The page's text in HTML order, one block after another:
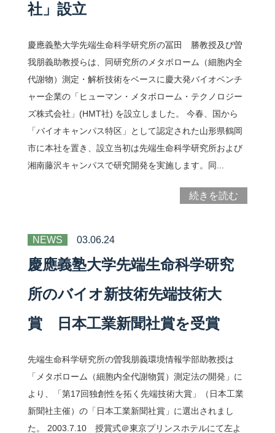
社」設立
慶應義塾大学先端生命科学研究所の冨田 勝教授及び曽
我朋義助教授らは、同研究所のメタボローム（細胞内全
代謝物）測定・解析技術をベースに慶大発バイオベンチ
ャー企業の「ヒューマン・メタボローム・テクノロジー
ズ株式会社」(HMT社) を設立しました。 今春、国から
「バイオキャンパス特区」として認定された山形県鶴岡
市に本社を置き、設立当初は先端生命科学研究所および
湘南藤沢キャンパスで研究開発を実施します。同...
続きを読む
NEWS 03.06.24
慶應義塾大学先端生命科学研究
所のバイオ新技術先端技術大
賞 日本工業新聞社賞を受賞
先端生命科学研究所の曽我朋義環境情報学部助教授は
「メタボローム（細胞内全代謝物質）測定法の開発」に
より、「第17回独創性を拓く先端技術大賞」（日本工業
新聞社主催）の「日本工業新聞社賞」に選出されまし
た。 2003.7.10 授賞式＠東京プリンスホテルにて左よ